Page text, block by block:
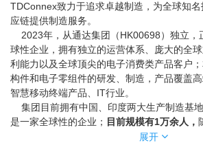
TDConnex致力于追求卓越制造，为全球知
应链提供制造服务。
2023年，从通达集团（ HK00698 ）独立，
球性企业，拥有独立的运营体系、庞大的全
利能力以及全球顶尖的电子消费类产品客户
构件和电子零组件的研发、制造，产品覆盖
智慧移动终端产品、 IT行业。
集团目前拥有中国、印度两大生产制造基
是一家全球性的企业； 目前规模有1万余人，
小、更轻、更智能化的产品的需求达到数十亿
展开